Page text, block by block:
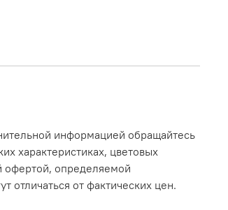
информацией обращайтесь
характеристиках, цветовых
офертой, определяемой
отличаться от фактических цен.